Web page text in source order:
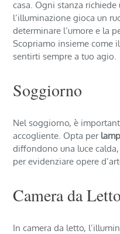
casa. Ogni stanza
l’illuminazione gioca un
determinare l’umore e la
Scopriamo insieme come
sentirti sempre a tuo agio.
Soggiorno
Nel soggiorno, è
accogliente. Opta per
diffondono una luce
per evidenziare opere
Camera da Letto
In camera da letto,